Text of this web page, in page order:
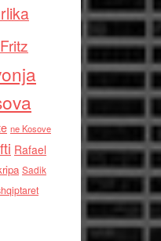
Fritz
ne Kosove
Rafael
Sadik